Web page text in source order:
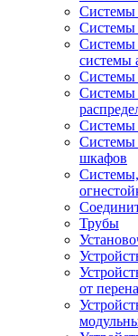
Системы
Системы
Системы
системы
Системы
Системы
Системы
Системы
шкафов
Трубы
от